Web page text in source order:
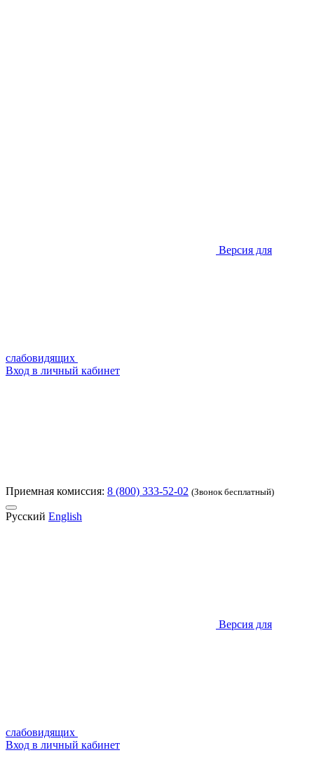
Версия для
слабовидящих
Вход в личный кабинет
Приемная комиссия: 8 (800) 333-52-02 (Звонок бесплатный)
Русский English
Версия для
слабовидящих
Вход в личный кабинет